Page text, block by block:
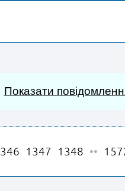
Показати
1347 1348 ••